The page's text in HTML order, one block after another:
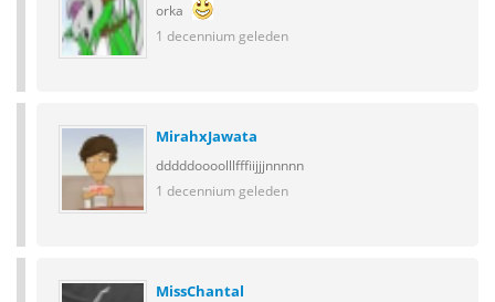
orka
1 decennium geleden
MirahxJawata
dddddoooolllfffiijjjnnnnn
1 decennium geleden
MissChantal